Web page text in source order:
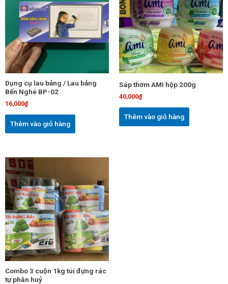
Dụng cụ lau bảng / Lau bảng
Bến Nghé BP-02
16,000₫
Thêm vào giỏ hàng
Sáp thơm AMI hộp 200g
40,000₫
Thêm vào giỏ hàng
Combo 3 cuộn 1kg túi đựng rác
tự phân huỷ
này
có
nhiều
biến
thể.
Các
tùy
chọn
có